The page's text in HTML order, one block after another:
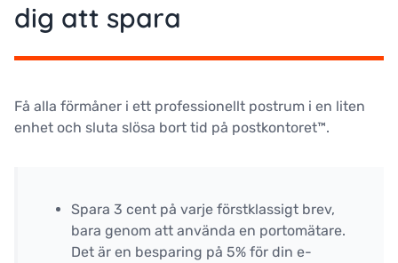
dig att spara
Få alla förmåner i ett professionellt postrum i en liten
enhet och sluta slösa bort tid på postkontoret™.
Spara 3 cent på varje förstklassigt brev,
bara genom att använda en portomätare.
Det är en besparing på 5% för din e-